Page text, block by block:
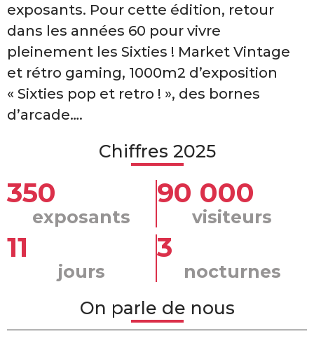
exposants. Pour cette édition, retour
dans les années 60 pour vivre
pleinement les Sixties ! Market Vintage
et rétro gaming, 1000m2 d’exposition
« Sixties pop et retro ! », des bornes
d’arcade….
Chiffres 2025
exposants
350
visiteurs
90 000
jours
11
nocturnes
3
On parle de nous